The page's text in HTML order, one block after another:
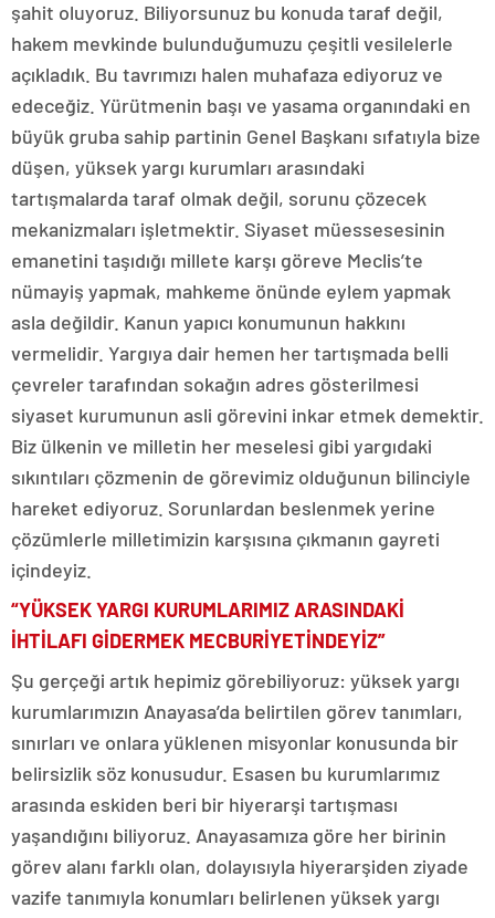
şahit oluyoruz. Biliyorsunuz bu konuda taraf değil,
hakem mevkinde bulunduğumuzu çeşitli vesilelerle
açıkladık. Bu tavrımızı halen muhafaza ediyoruz ve
edeceğiz. Yürütmenin başı ve yasama organındaki en
büyük gruba sahip partinin Genel Başkanı sıfatıyla bize
düşen, yüksek yargı kurumları arasındaki
tartışmalarda taraf olmak değil, sorunu çözecek
mekanizmaları işletmektir. Siyaset müessesesinin
emanetini taşıdığı millete karşı göreve Meclis’te
nümayiş yapmak, mahkeme önünde eylem yapmak
asla değildir. Kanun yapıcı konumunun hakkını
vermelidir. Yargıya dair hemen her tartışmada belli
çevreler tarafından sokağın adres gösterilmesi
siyaset kurumunun asli görevini inkar etmek demektir.
Biz ülkenin ve milletin her meselesi gibi yargıdaki
sıkıntıları çözmenin de görevimiz olduğunun bilinciyle
hareket ediyoruz. Sorunlardan beslenmek yerine
çözümlerle milletimizin karşısına çıkmanın gayreti
içindeyiz.
“YÜKSEK YARGI KURUMLARIMIZ ARASINDAKİ
İHTİLAFI GİDERMEK MECBURİYETİNDEYİZ”
Şu gerçeği artık hepimiz görebiliyoruz: yüksek yargı
kurumlarımızın Anayasa’da belirtilen görev tanımları,
sınırları ve onlara yüklenen misyonlar konusunda bir
belirsizlik söz konusudur. Esasen bu kurumlarımız
arasında eskiden beri bir hiyerarşi tartışması
yaşandığını biliyoruz. Anayasamıza göre her birinin
görev alanı farklı olan, dolayısıyla hiyerarşiden ziyade
vazife tanımıyla konumları belirlenen yüksek yargı